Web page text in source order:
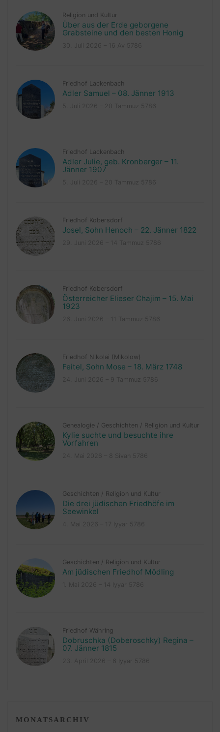
Religion und Kultur
Über aus der Erde geborgene
Grabsteine und den besten Honig
Friedhof Lackenbach
Adler Samuel – 08. Jänner 1913
Friedhof Lackenbach
Adler Julie, geb. Kronberger – 11.
Jänner 1907
Friedhof Kobersdorf
Josel, Sohn Henoch – 22. Jänner 1822
Friedhof Kobersdorf
Österreicher Elieser Chajim – 15. Mai
1923
Friedhof Nikolai (Mikolow)
Feitel, Sohn Mose – 18. März 1748
Genealogie / Geschichten / Religion und Kultur
Kylie suchte und besuchte ihre
Vorfahren
Geschichten / Religion und Kultur
Die drei jüdischen Friedhöfe im
Seewinkel
Geschichten / Religion und Kultur
Am jüdischen Friedhof Mödling
Friedhof Währing
Dobruschka (Doberoschky) Regina –
07. Jänner 1815
MONATSARCHIV